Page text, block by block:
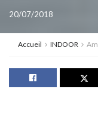
20/07/2018
Accueil INDOOR